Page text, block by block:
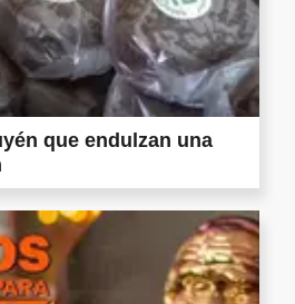
que endulzan una